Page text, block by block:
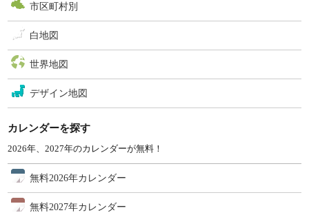
市区町村別
白地図
世界地図
デザイン地図
カレンダーを探す
2026年、2027年のカレンダーが無料！
無料2026年カレンダー
無料2027年カレンダー